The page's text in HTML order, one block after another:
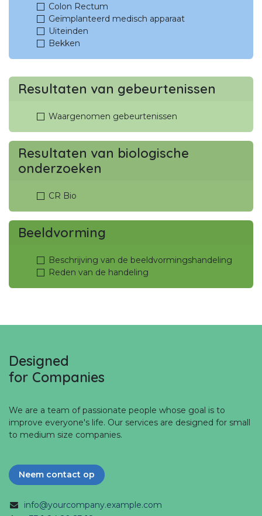
Colon Rectum
Geïmplanteerd medisch apparaat
Uiteinden
Bekken
Resultaten van gebeurtenissen
Waargenomen gebeurtenissen
Resultaten van biologische
onderzoeken
CR Bio
Beeldvorming
Beschrijving van de beeldvormingshandeling
Reden van de handeling
Designed
for Companies
We are a team of passionate people whose goal is to
improve everyone's life. Our services are designed for small
to medium size companies.
Neem contact op
info@yourcompany.example.com